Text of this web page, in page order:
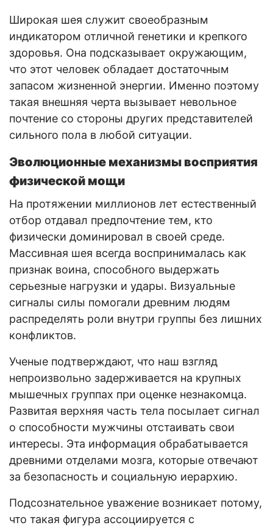
Широкая шея служит своеобразным
индикатором отличной генетики и крепкого
здоровья. Она подсказывает окружающим,
что этот человек обладает достаточным
запасом жизненной энергии. Именно поэтому
такая внешняя черта вызывает невольное
почтение со стороны других представителей
сильного пола в любой ситуации.
Эволюционные механизмы восприятия
физической мощи
На протяжении миллионов лет естественный
отбор отдавал предпочтение тем, кто
физически доминировал в своей среде.
Массивная шея всегда воспринималась как
признак воина, способного выдержать
серьезные нагрузки и удары. Визуальные
сигналы силы помогали древним людям
распределять роли внутри группы без лишних
конфликтов.
Ученые подтверждают, что наш взгляд
непроизвольно задерживается на крупных
мышечных группах при оценке незнакомца.
Развитая верхняя часть тела посылает сигнал
о способности мужчины отстаивать свои
интересы. Эта информация обрабатывается
древними отделами мозга, которые отвечают
за безопасность и социальную иерархию.
Подсознательное уважение возникает потому,
что такая фигура ассоциируется с